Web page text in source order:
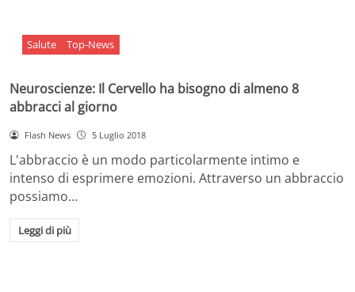
Salute Top-News
Neuroscienze: Il Cervello ha bisogno di almeno 8
abbracci al giorno
Flash News 5 Luglio 2018
L'abbraccio è un modo particolarmente intimo e
intenso di esprimere emozioni. Attraverso un abbraccio
possiamo…
Leggi di più